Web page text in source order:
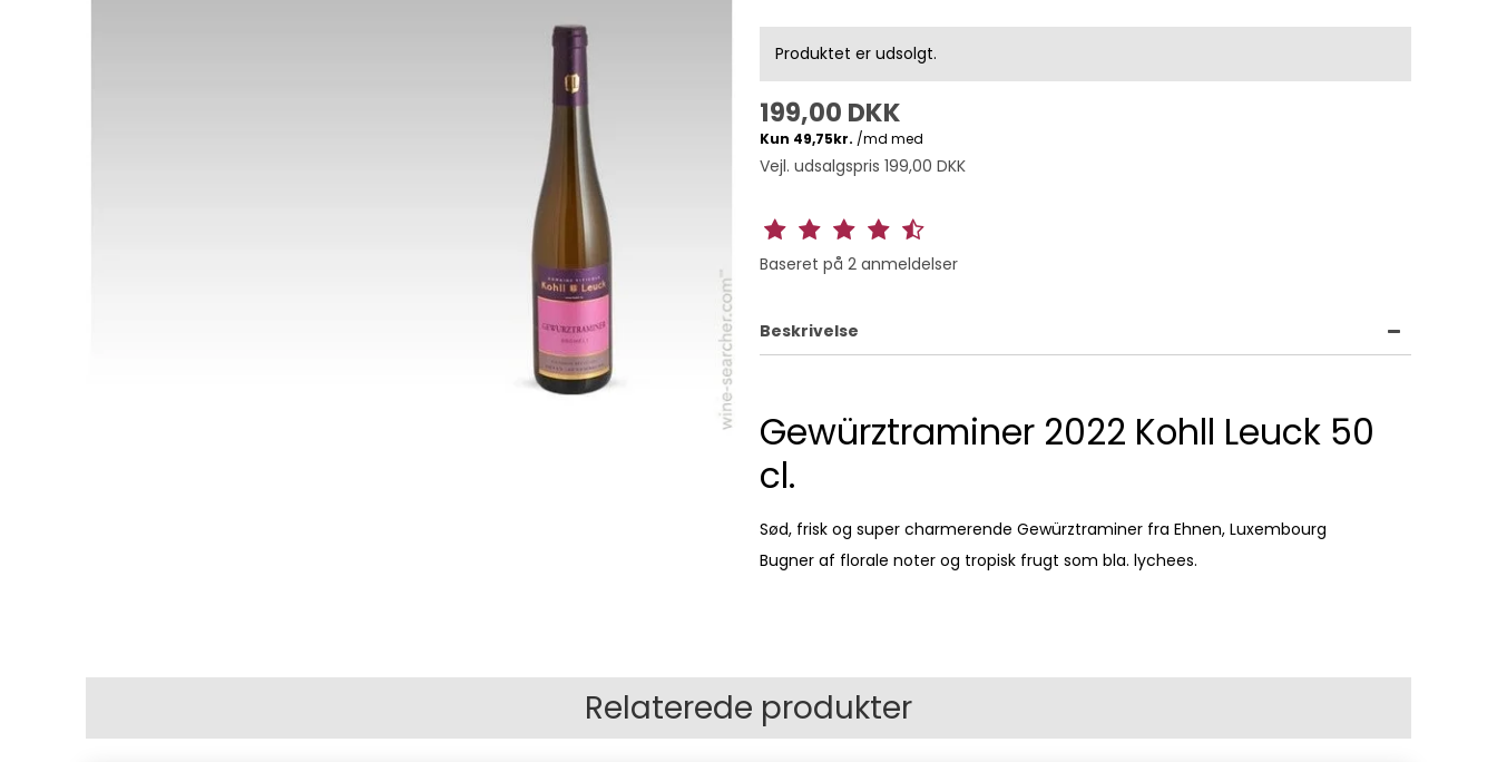
Produktet er udsolgt.
199,00 DKK
Vejl. udsalgspris 199,00 DKK
Baseret på 2 anmeldelser
Beskrivelse
Gewürztraminer 2022 Kohll Leuck 50
cl.
Sød, frisk og super charmerende Gewürztraminer fra Ehnen, Luxembourg
Bugner af florale noter og tropisk frugt som bla. lychees.
Relaterede produkter